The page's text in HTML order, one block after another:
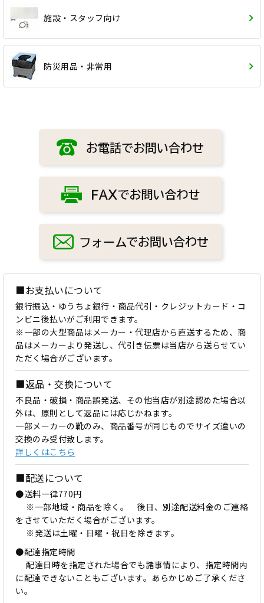
施設・スタッフ向け
防災用品・非常用
■お支払いについて
銀行振込・ゆうちょ銀行・商品代引・クレジットカード・コ
ンビニ後払いがご利用できます。
※一部の大型商品はメーカー・代理店から直送するため、商
品はメーカーより発送し、代引き伝票は当店から送らせてい
ただく場合がございます。
■返品・交換について
不良品・破損・商品誤発送、その他当店が別途認めた場合以
外は、原則として返品には応じかねます。
一部メーカーの靴のみ、商品番号が同じものでサイズ違いの
交換のみ受付致します。
詳しくはこちら
■配送について
●送料一律770円
※一部地域・商品を除く。 後日、別途配送料金のご連絡
をさせていただく場合がございます。
※発送は土曜・日曜・祝日を除きます。
●配達指定時間
配達日時を指定された場合でも諸事情により、指定時間内
に配達できないこともございます。あらかじめご了承くださ
い。